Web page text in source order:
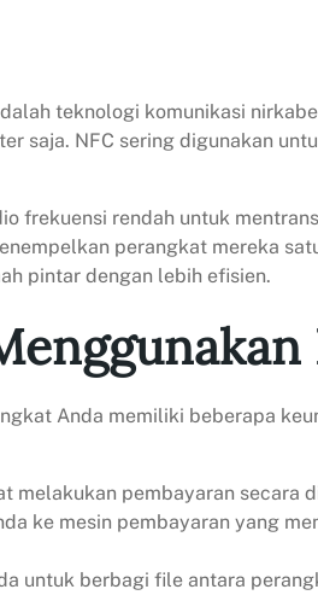
teknologi komunikasi
saja. NFC sering digunakan
frekuensi rendah untuk
perangkat mereka
pintar dengan lebih efisien.
Anda memiliki beberapa
melakukan pembayaran secara
ke mesin pembayaran yang
untuk berbagi file antara